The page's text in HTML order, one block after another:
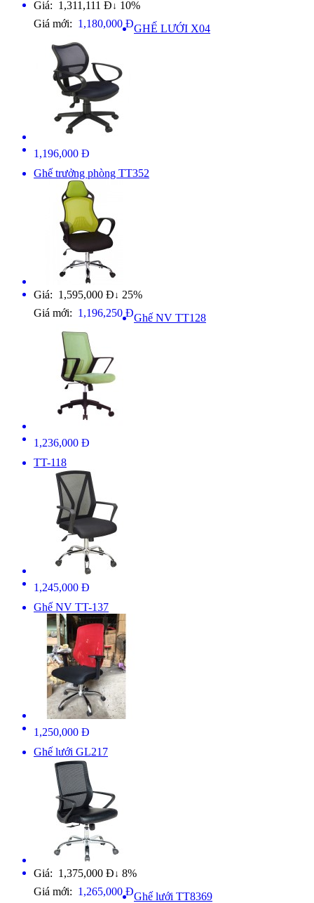
Giá: 1,311,111 Đ ↓ 10%
Giá mới: 1,180,000 ĐGHẾ LƯỚI X04
1,196,000 Đ
Ghế trưởng phòng TT352
Giá: 1,595,000 Đ ↓ 25%
Giá mới: 1,196,250 ĐGhế NV TT128
1,236,000 Đ
TT-118
1,245,000 Đ
Ghế NV TT-137
1,250,000 Đ
Ghế lưới GL217
Giá: 1,375,000 Đ ↓ 8%
Giá mới: 1,265,000 ĐGhế lưới TT8369